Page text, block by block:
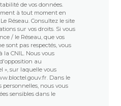
de vos données.
à tout moment en
Réseau. Consultez le site
sur vos droits. Si vous
/ le Réseau, que vos
sont pas respectés, vous
CNIL. Nous vous
au
», sur laquelle vous
. Dans le
nous vous
sensibles dans le